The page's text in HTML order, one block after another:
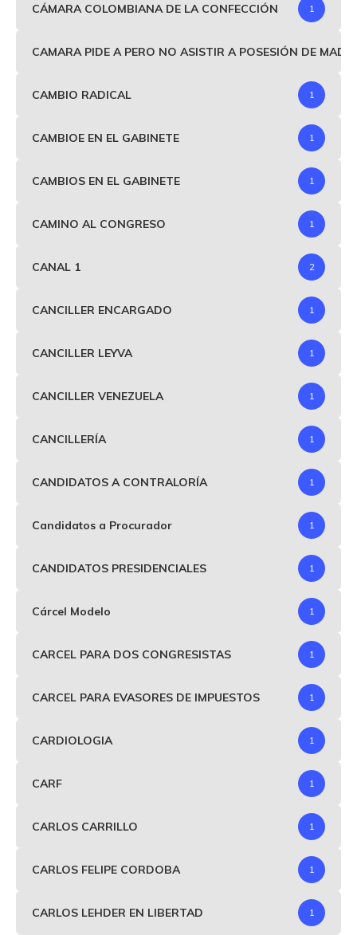
CÁMARA COLOMBIANA DE LA CONFECCIÓN 1
CAMARA PIDE A PERO NO ASISTIR A POSESIÓN DE
CAMBIO RADICAL 1
CAMBIOE EN EL GABINETE 1
CAMBIOS EN EL GABINETE 1
CAMINO AL CONGRESO 1
CANAL 1 2
CANCILLER ENCARGADO 1
CANCILLER LEYVA 1
CANCILLER VENEZUELA 1
CANCILLERÍA 1
CANDIDATOS A CONTRALORÍA 1
Candidatos a Procurador 1
CANDIDATOS PRESIDENCIALES 1
Cárcel Modelo 1
CARCEL PARA DOS CONGRESISTAS 1
CARCEL PARA EVASORES DE IMPUESTOS 1
CARDIOLOGIA 1
CARF 1
CARLOS CARRILLO 1
CARLOS FELIPE CORDOBA 1
CARLOS LEHDER EN LIBERTAD 1